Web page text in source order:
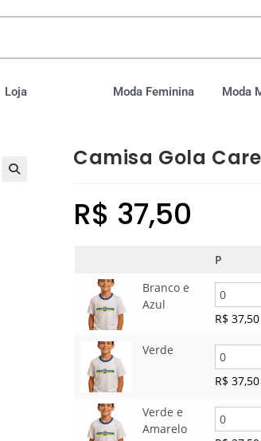
Loja Moda Feminina Moda
Camisa Gola
R$ 37,50
P
Branco e
Azul
R$ 37,50
Verde
R$ 37,50
Verde e
Amarelo